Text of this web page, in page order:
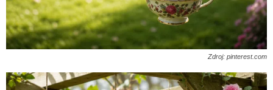
Zdroj: pinterest.com